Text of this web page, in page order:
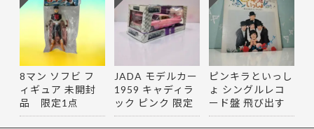
8マン ソフビ フ
ィギュア 未開封
品 限定1点
JADA モデルカー
1959 キャディラ
ック ピンク 限定
1点
ピンキラといっし
ょ シングルレコ
ード盤 飛び出す
絵付き…